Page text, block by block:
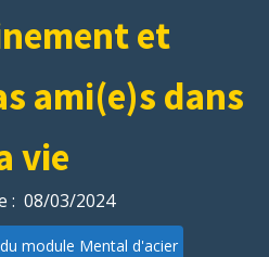
et
ami(e)s dans
vie
: 08/03/2024
module Mental d'acier